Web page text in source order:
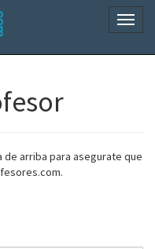
arriba para asegurate que